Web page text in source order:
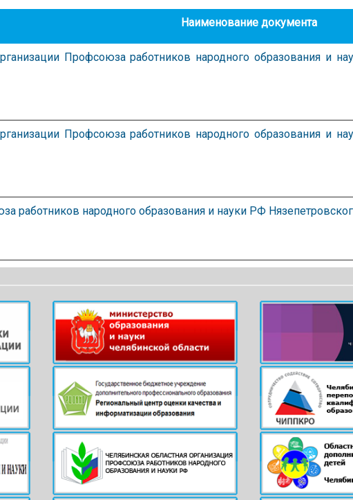
Наименование документа
Профсоюза работников народного образования и
Профсоюза работников народного образования и
работников народного образования и науки РФ